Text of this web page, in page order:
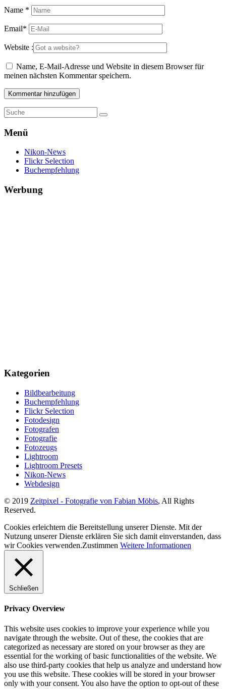
Name *
Email*
Website :
Name, E-Mail-Adresse und Website in diesem Browser für
meinen nächsten Kommentar speichern.
Menü
Nikon-News
Flickr Selection
Buchempfehlung
Werbung
Kategorien
Bildbearbeitung
Buchempfehlung
Flickr Selection
Fotodesign
Fotografen
Fotografie
Fotozeugs
Lightroom
Lightroom Presets
Nikon-News
Webdesign
© 2019 Zeitpixel - Fotografie von Fabian Möbis, All Rights
Reserved.
Cookies erleichtern die Bereitstellung unserer Dienste. Mit der
Nutzung unserer Dienste erklären Sie sich damit einverstanden, dass
wir Cookies verwenden.Zustimmen Weitere Informationen
Schließen
Privacy Overview
This website uses cookies to improve your experience while you
navigate through the website. Out of these, the cookies that are
categorized as necessary are stored on your browser as they are
essential for the working of basic functionalities of the website. We
also use third-party cookies that help us analyze and understand how
you use this website. These cookies will be stored in your browser
only with your consent. You also have the option to opt-out of these